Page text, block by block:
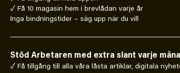
✓ Få 10 magasin hem i brevlådan varje år
Inga bindningstider – säg upp när du vill
Stöd Arbetaren med extra slant varje
✓ Få tillgång till alla våra låsta artiklar, digitala